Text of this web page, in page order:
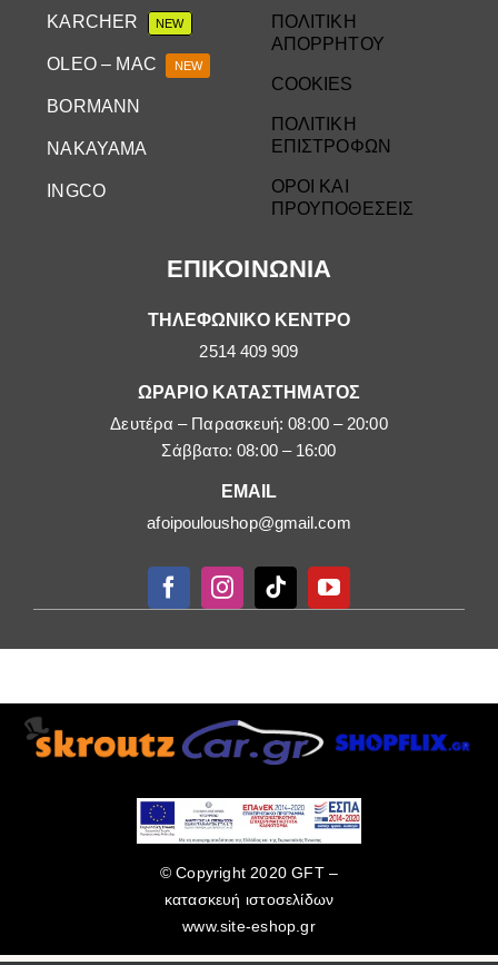
ΕΠΙΚΟΙΝΩΝΙΑ
ΤΗΛΕΦΩΝΙΚΟ ΚΕΝΤΡΟ
2514 409 909
ΩΡΑΡΙΟ ΚΑΤΑΣΤΗΜΑΤΟΣ
Δευτέρα – Παρασκευή: 08:00 – 20:00
Σάββατο: 08:00 – 16:00
EMAIL
afoipouloushop@gmail.com
KARCHER NEW
OLEO – MAC NEW
BORMANN
NAKAYAMA
INGCO
ΠΟΛΙΤΙΚΗ
ΑΠΟΡΡΗΤΟΥ
COOKIES
ΠΟΛΙΤΙΚΗ
ΕΠΙΣΤΡΟΦΩΝ
ΟΡΟΙ ΚΑΙ
ΠΡΟΥΠΟΘΕΣΕΙΣ
© Copyright 2020 GFT –
κατασκευή ιστοσελίδων
www.site-eshop.gr